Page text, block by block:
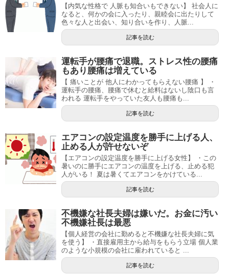
【内気な性格で 人脈も知合いもできない】 社会人に
なると、何かの会に入ったり、親睦会に出たりして
色々な人と出会い、知り合いを作り、人脈...
記事を読む
運転手が腰痛で退職。ストレス性の腰痛
もあり腰痛は増えている
【 痛いことが 他人にわかってもらえない腰痛 】 ・
運転手の腰痛、腰痛で休むと給料はないし陰口も言
われる 運転手をやっていた友人も腰痛も...
記事を読む
エアコンの設定温度を勝手に上げる人、
止める人が許せないぞ
【エアコンの設定温度を勝手に上げる女性】 ・この
暑いのに勝手にエアコンの温度を上げる、止める犯
人がいる！ 夏は暑くてエアコンをかけている...
記事を読む
不機嫌な社長夫婦は嫌いだ。お金に汚い
不機嫌社長は最悪
【個人経営の会社に勤めると不機嫌な社長夫婦に気
を使う】 ・直接雇用主から給与をもらう立場 個人業
のような小規模の会社に雇われていると ...
記事を読む